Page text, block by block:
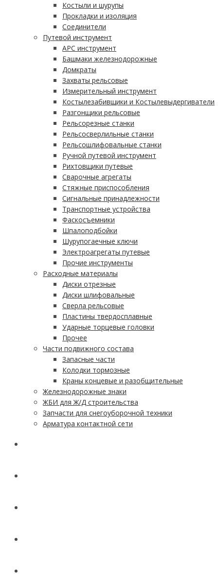
Костыли и шурупы
Прокладки и изоляция
Соединители
Путевой инструмент
АРС инструмент
Башмаки железнодорожные
Домкраты
Захваты рельсовые
Измерительный инструмент
Костылезабивщики и Костылевыдергиватели
Разгонщики рельсовые
Рельсорезные станки
Рельсосверлильные станки
Рельсошлифовальные станки
Ручной путевой инструмент
Рихтовщики путевые
Сварочные агрегаты
Стяжные приспособления
Сигнальные принадлежности
Транспортные устройства
Фаскосъемники
Шпалоподбойки
Шурупогаечные ключи
Электроагрегаты путевые
Прочие инструменты
Расходные материалы
Диски отрезные
Диски шлифовальные
Сверла рельсовые
Пластины твердосплавные
Ударные торцевые головки
Прочее
Части подвижного состава
Запасные части
Колодки тормозные
Краны концевые и разобщительные
Железнодорожные знаки
ЖБИ для Ж/Д строительства
Запчасти для снегоуборочной техники
Арматура контактной сети